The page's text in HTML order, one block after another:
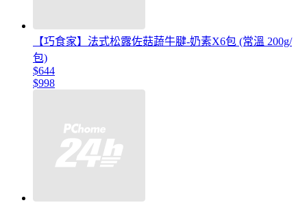
【巧食家】法式松露佐菇蔬牛腱-奶素X6包 (常溫 200g/
包)
$644
$998